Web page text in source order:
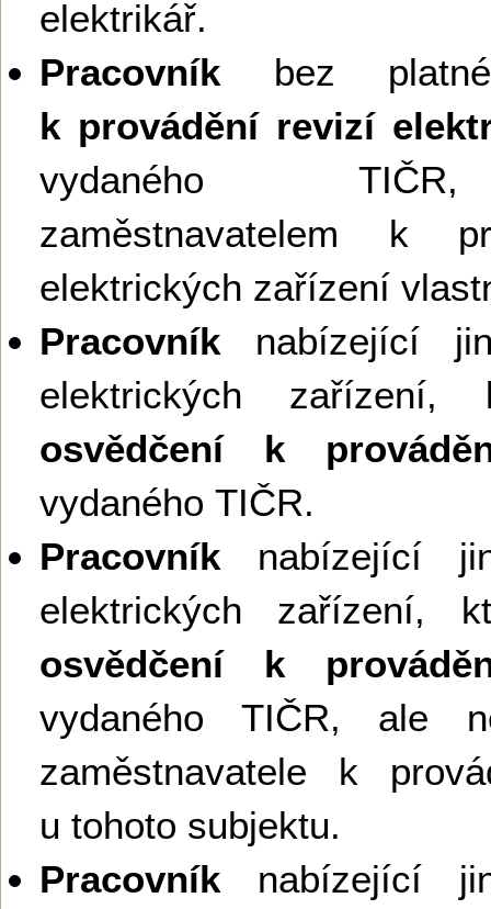
elektrikář.
Pracovník bez
k provádění revizí
vydaného
zaměstnavatelem k
elektrických zařízení
Pracovník nabízející
elektrických
osvědčení k
vydaného TIČR.
Pracovník nabízející
elektrických zařízení,
osvědčení k
vydaného TIČR, ale
zaměstnavatele k
u tohoto subjektu.
Pracovník nabízející